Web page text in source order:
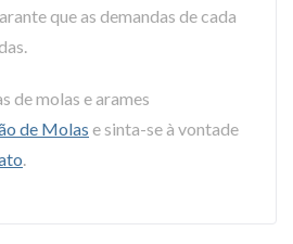
que as demandas de cada
de molas e arames
de Molas e sinta-se à vontade